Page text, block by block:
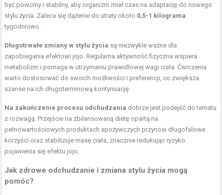
być powolny i stabilny, aby organizm miał czas na adaptację do nowego
stylu życia. Zaleca się dążenie do utraty około 0,5-1 kilograma
tygodniowo.
Długotrwałe zmiany w stylu życia są niezwykle ważne dla
zapobiegania efektowi jojo. Regularna aktywność fizyczna wspiera
metabolizm i pomaga w utrzymaniu prawidłowej wagi ciała. Ćwiczenia
warto dostosować do swoich możliwości i preferencji, co zwiększa
szanse na ich długoterminową kontynuację.
Na zakończenie procesu odchudzania dobrze jest podejść do tematu
z rozwagą. Przejście na zbilansowaną dietę opartą na
pełnowartościowych produktach spożywczych przynosi długofalowe
korzyści oraz stabilizuje masę ciała, znacznie redukując ryzyko
pojawienia się efektu jojo.
Jak zdrowe odchudzanie i zmiana stylu życia mogą
pomóc?